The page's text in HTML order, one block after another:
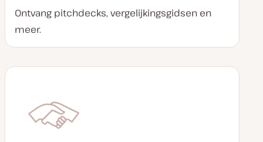
Ontvang pitchdecks, vergelijkingsgidsen en
meer.